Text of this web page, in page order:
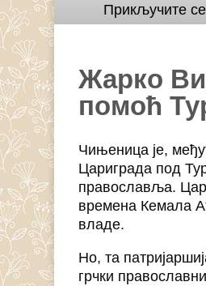
Прикључите се
Жарко
помоћ
Чињеница је,
Цариграда под
православља.
времена Кемала
владе.
Но, та
грчки